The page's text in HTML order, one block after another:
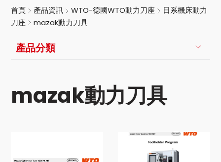
最新消息
首頁 產品資訊 WTO-德國WTO動力刀座
日系機床動力
刀座
mazak動力刀具
產品分類
mazak動力刀具